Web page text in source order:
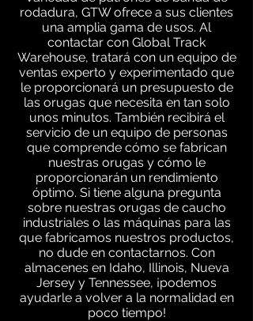
rodadura, GTW ofrece a sus clientes
una amplia gama de usos. Al
contactar con Global Track
Warehouse, tratará con un equipo de
ventas experto y experimentado que
le proporcionará un presupuesto de
las orugas que necesita en tan solo
unos minutos. También recibirá el
servicio de un equipo de personas
que comprende cómo se fabrican
nuestras orugas y cómo le
proporcionarán un rendimiento
óptimo. Si tiene alguna pregunta
sobre nuestras orugas de caucho
industriales o las máquinas para las
que fabricamos nuestros productos,
no dude en contactarnos. Con
almacenes en Idaho, Illinois, Nueva
Jersey y Tennessee, ¡podemos
ayudarle a volver a la normalidad en
poco tiempo!